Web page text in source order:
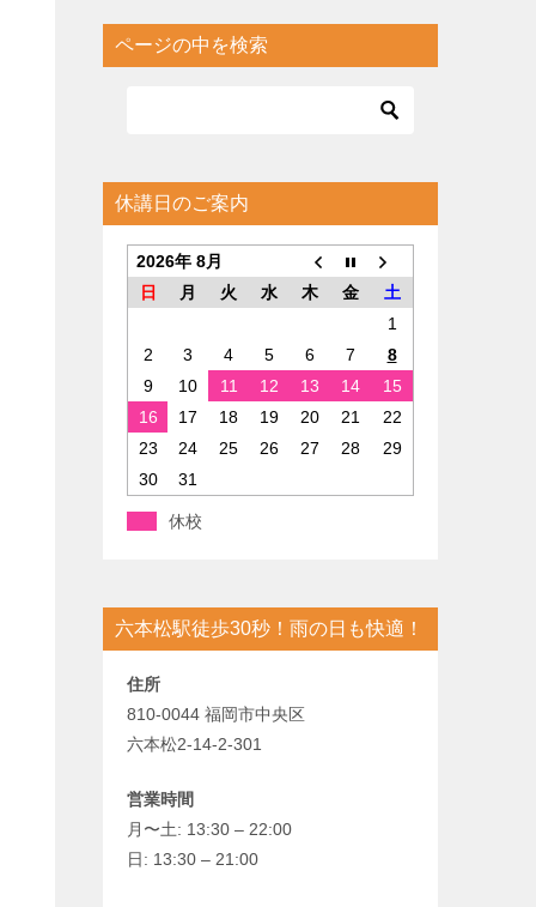
ページの中を検索
休講日のご案内
2026年 8月
日
月 火 水 木 金
土
1
2
3 4 5 6 7
8
9
10 11 12 13 14
15
16
17 18 19 20 21
22
23
24 25 26 27 28
29
30
31
休校
六本松駅徒歩30秒！雨の日も快適！
住所
810-0044 福岡市中央区
六本松2-14-2-301
営業時間
月〜土: 13:30 – 22:00
日: 13:30 – 21:00